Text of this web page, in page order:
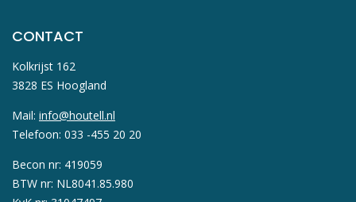
CONTACT
Kolkrijst 162
3828 ES Hoogland
Mail: info@houtell.nl
Telefoon: 033 -455 20 20
Becon nr: 419059
BTW nr: NL8041.85.980